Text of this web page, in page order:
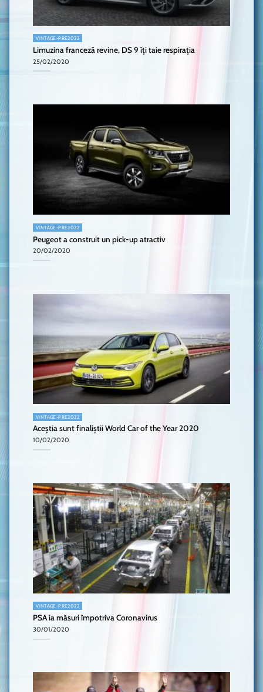
VINTAGE-PRE2022
Limuzina franceză revine, DS 9 îți taie respirația
25/02/2020
VINTAGE-PRE2022
Peugeot a construit un pick-up atractiv
20/02/2020
VINTAGE-PRE2022
Aceștia sunt finaliștii World Car of the Year 2020
10/02/2020
VINTAGE-PRE2022
PSA ia măsuri împotriva Coronavirus
30/01/2020